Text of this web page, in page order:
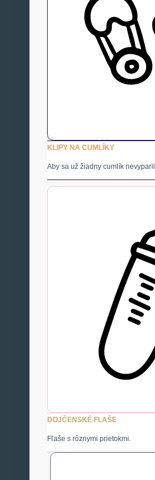
KLIPY NA CUMLÍKY
Aby sa už žiadny cumlík nevyparil.
DOJČENSKÉ FLAŠE
Fľaše s rôznymi prietokmi.